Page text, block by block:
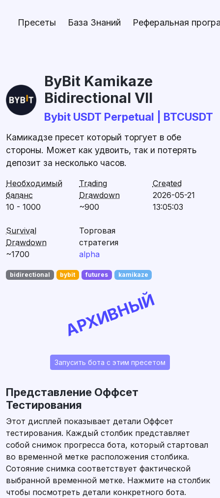
Пресеты База Знаний Реферальная
ByBit Kamikaze
Bidirectional VII
Bybit USDT Perpetual | BTCUSDT
Камикадзе пресет который торгует в обе
стороны. Может как удвоить, так и потерять
депозит за несколько часов.
Необходимый
баланс
10 - 1000
Trading
Drawdown
~900
Created
2026-05-21
13:05:03
Survival
Drawdown
~1700
Торговая
стратегия
alpha
bidirectional bybit futures kamikaze
АРХИВНЫЙ
Запусить бота с этим пресетом
Представление Оффсет
Тестирования
Этот дисплей показывает детали Оффсет
тестирования. Каждый столбик представляет
собой снимок прогресса бота, который стартовал
во временной метке расположения столбика.
Сотояние снимка соответствует фактической
выбранной временной метке. Нажмите на столбик
чтобы посмотреть детали конкретного бота.